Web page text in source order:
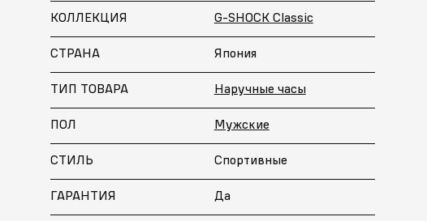
КОЛЛЕКЦИЯ G-SHOCK Classic
СТРАНА Япония
ТИП ТОВАРА Наручные часы
ПОЛ Мужские
СТИЛЬ Спортивные
ГАРАНТИЯ Да